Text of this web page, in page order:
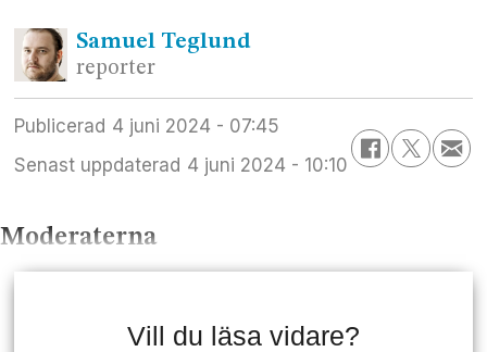
Samuel Teglund
reporter
Publicerad
4 juni 2024 - 07:45
Senast uppdaterad
4 juni 2024 - 10:10
Moderaterna
Vill du läsa vidare?